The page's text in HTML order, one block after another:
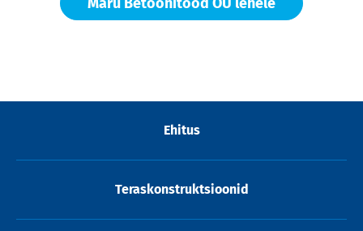
Ehitus
Teraskonstruktsioonid